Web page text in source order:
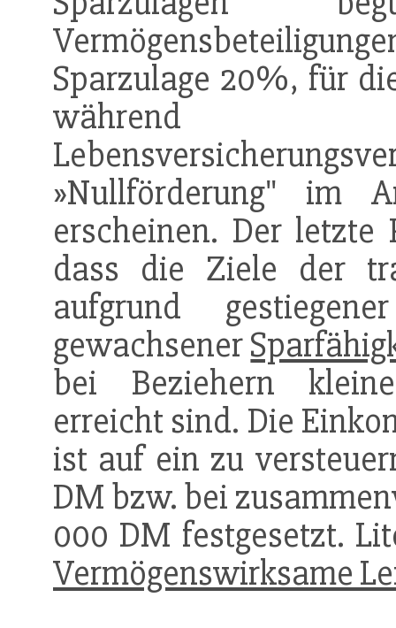
Sparzulage 20%, für
während
»Nullförderung" im
erscheinen. Der
dass die Ziele der
aufgrund
gewachsener
bei Beziehern
erreicht sind. Die
ist auf ein zu
DM bzw. bei
000 DM festgesetzt.
Vermögenswirksame